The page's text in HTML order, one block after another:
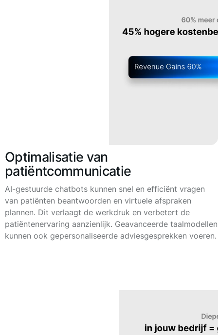
Optimalisatie van
patiëntcommunicatie
AI-gestuurde chatbots kunnen snel en efficiënt vragen
van patiënten beantwoorden en virtuele afspraken
plannen. Dit verlaagt de werkdruk en verbetert de
patiëntenervaring aanzienlijk. Geavanceerde taalmodellen
kunnen ook gepersonaliseerde adviesgesprekken voeren.